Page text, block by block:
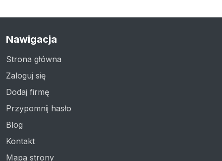
Nawigacja
Strona główna
Zaloguj się
Dodaj firmę
Przypomnij hasło
Blog
Kontakt
Mapa strony